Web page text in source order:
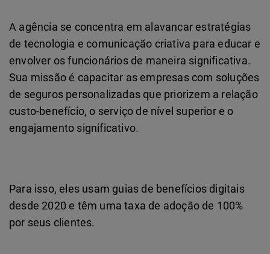
A agência se concentra em alavancar estratégias
de tecnologia e comunicação criativa para educar e
envolver os funcionários de maneira significativa.
Sua missão é capacitar as empresas com soluções
de seguros personalizadas que priorizem a relação
custo-benefício, o serviço de nível superior e o
engajamento significativo.
Para isso, eles usam guias de benefícios digitais
desde 2020 e têm uma taxa de adoção de 100%
por seus clientes.